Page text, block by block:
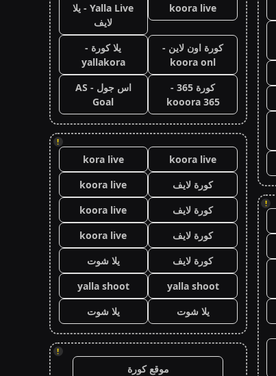
!
koora live
Yalla Live - يلا
لايف
كورة اون لاين -
koora onl
يلا كورة -
yallakora
كورة 365 -
kooora 365
اس جول - AS
Goal
!
koora live
kora live
كورة لايف
koora live
كورة لايف
koora live
كورة لايف
koora live
كورة لايف
يلا شوت
yalla shoot
yalla shoot
يلا شوت
يلا شوت
!
موقع كورة